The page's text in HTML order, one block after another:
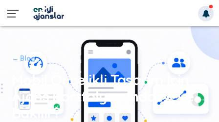
← Blog
Mobil Öncelikli Tasarım İçin
Ajans Portfolyosunda Neye
Bakılır?